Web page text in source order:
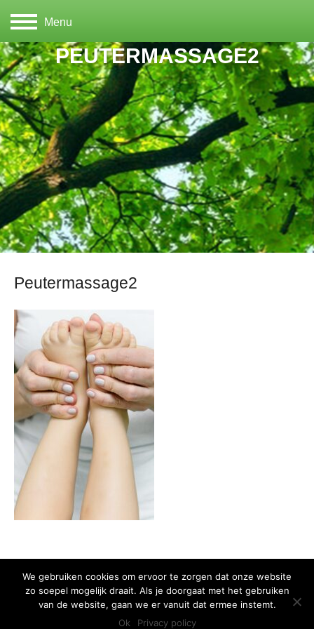
Menu
PEUTERMASSAGE2
Peutermassage2
Copyright 2015 Huis van het Kind - Alle rechten voorbehouden -Privacy
Ontwikkeld door Best4u Group B.V.B.A
We gebruiken cookies om ervoor te zorgen dat onze website
zo soepel mogelijk draait. Als je doorgaat met het gebruiken
van de website, gaan we er vanuit dat ermee instemt.
Ok
Privacy policy